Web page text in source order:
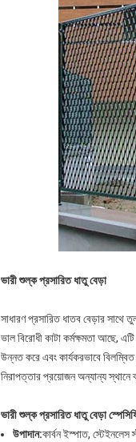
ভারী শুল্ক প্রসারিত ধাতু বেড়া
সাধারণ প্রসারিত ধাতব বেড়ার
ভাল বিরোধী কাটা কর্মক্ষমতা আছে,
উন্নত করে এবং কার্যকরভাবে
নিরাপত্তার প্রয়োজন অন্যান্য স্থানে
ভারী শুল্ক প্রসারিত ধাতু বেড়া
উপাদান:কার্বন ইস্পাত, স্টেইনলেস